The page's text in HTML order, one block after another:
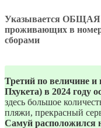
Указывается ОБЩАЯ
проживающих в
сборами
Третий по величине и
Пхукета) в 2024 году
здесь большое
пляжи, прекрасный
Самуй расположился